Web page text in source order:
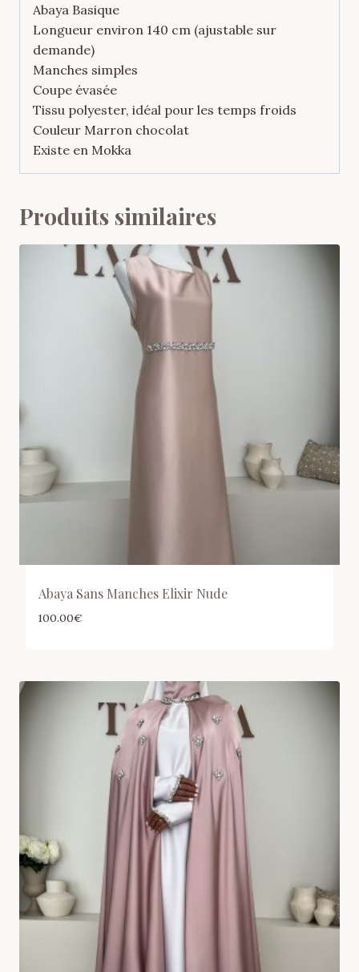
Abaya Basique
Longueur environ 140 cm (ajustable sur
demande)
Manches simples
Coupe évasée
Tissu polyester, idéal pour les temps froids
Couleur Marron chocolat
Existe en Mokka
Produits similaires
Abaya Sans Manches Elixir Nude
100.00€